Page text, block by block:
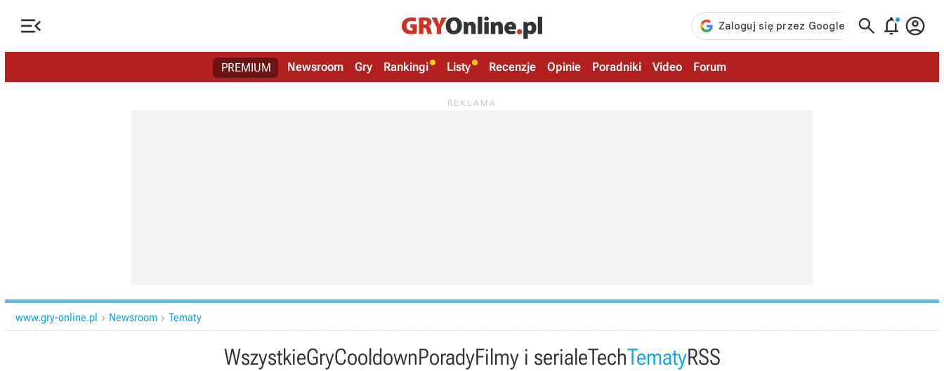
   
PREMIUM Newsroom Gry Rankingi Listy Recenzje Opinie Poradniki Video Forum
www.gry-online.pl  Newsroom  Tematy
WszystkieGryCooldownPoradyFilmy i serialeTechTematyRSS